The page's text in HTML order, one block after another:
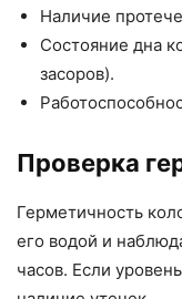
Наличие
Состояние дна
засоров).
Проверка
Герметичность
его водой и
часов. Если